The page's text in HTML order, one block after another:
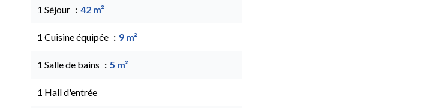
1 Séjour 42 m²
1 Cuisine équipée 9 m²
1 Salle de bains 5 m²
1 Hall d'entrée